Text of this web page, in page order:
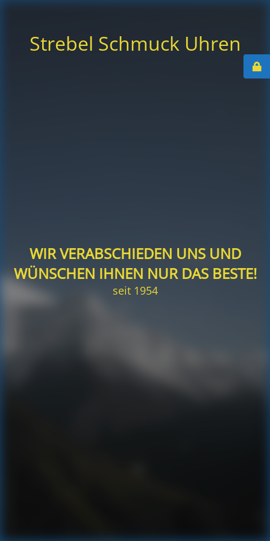
Strebel Schmuck Uhren
WIR VERABSCHIEDEN UNS UND
WÜNSCHEN IHNEN NUR DAS BESTE!
seit 1954